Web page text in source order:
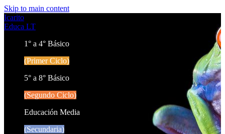
Skip to main content
Icarito
Educa LT
1° a 4° Básico
(Primer Ciclo)
5° a 8° Básico
(Segundo Ciclo)
Educación Media
(Secundaria)